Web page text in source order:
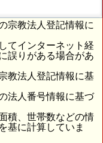
宗教法人登記情報に
てインターネット経
誤りがある場合があ
教法人登記情報に基
法人番号情報に基づ
積、世帯数などの情
基に計算していま